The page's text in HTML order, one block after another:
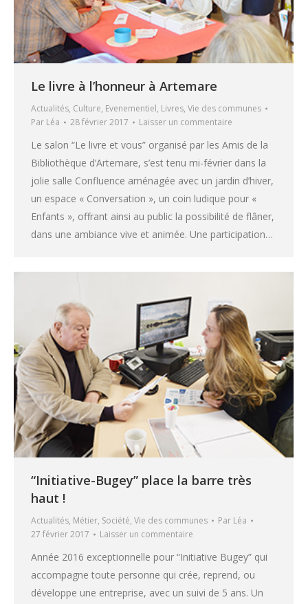
Le livre à l’honneur à Artemare
Actualités, Culture, Evenementiel, Livres, Vie des communes
Par Léa 28 février 2017 Laisser un commentaire
Le salon “Le livre et vous” organisé par les Amis de la
Bibliothèque d’Artemare, s’est tenu mi-février dans la
jolie salle Confluence aménagée avec un jardin d’hiver,
un espace « Conversation », un coin ludique pour «
Enfants », offrant ainsi au public la possibilité de flâner,
dans une ambiance vive et animée. Une participation…
“Initiative-Bugey” place la barre très
haut !
Actualités, Métier, Société, Vie des communes Par Léa
27 février 2017
Laisser un commentaire
Année 2016 exceptionnelle pour “Initiative Bugey” qui
accompagne toute personne qui crée, reprend, ou
développe une entreprise, avec un suivi de 5 ans. Un